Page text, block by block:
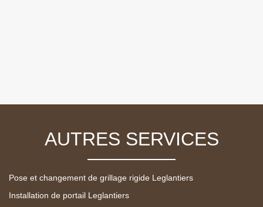
AUTRES SERVICES
Pose et changement de grillage rigide Leglantiers
Installation de portail Leglantiers